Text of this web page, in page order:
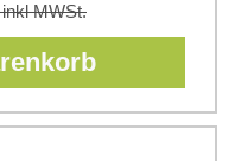
inkl MWSt.